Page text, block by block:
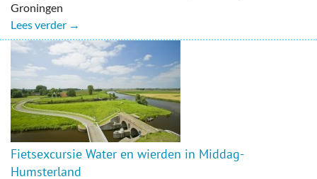
Groningen
Lees verder →
Fietsexcursie Water en wierden in Middag-
Humsterland